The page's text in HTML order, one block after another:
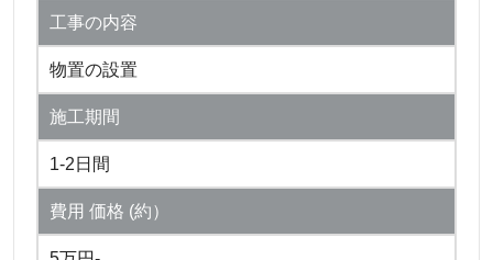
工事の内容
物置の設置
施工期間
1-2日間
費用 価格 (約）